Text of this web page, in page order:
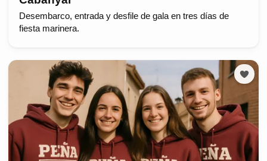
Desembarco, entrada y desfile de gala en tres días de
fiesta marinera.